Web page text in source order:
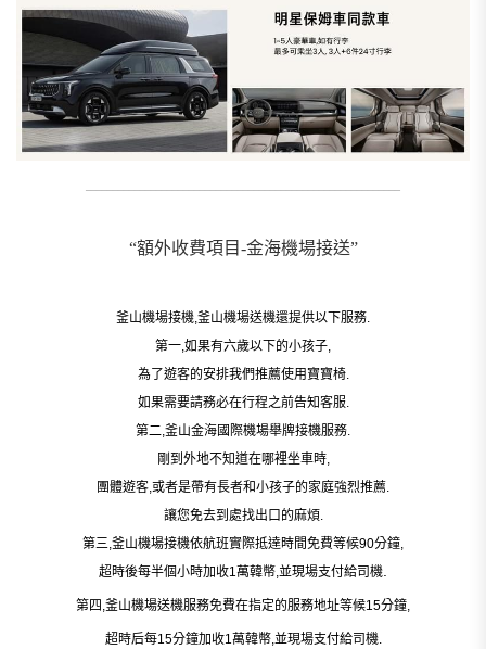
“額外收費項目-金海機場接送”
釜山機場接機,釜山機場送機還提供以下服務.
第一,如果有六歲以下的小孩子,
為了遊客的安排我們推薦使用寶寶椅.
如果需要請務必在行程之前告知客服.
第二,釜山金海國際機場舉牌接機服務.
剛到外地不知道在哪裡坐車時,
團體遊客,或者是帶有長者和小孩子的家庭強烈推薦.
讓您免去到處找出口的麻煩.
第三,釜山機場接機依航班實際抵達時間免費等候90分鐘,
超時後每半個小時加收1萬韓幣,並現場支付給司機.
第四,釜山機場送機服務免費在指定的服務地址等候15分鐘,
超時后每15分鐘加收1萬韓幣,並現場支付給司機.